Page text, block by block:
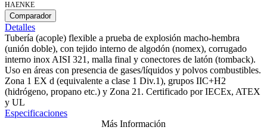
HAENKE
Comparador
Detalles
Tubería (acople) flexible a prueba de explosión macho-hembra
(unión doble), con tejido interno de algodón (nomex), corrugado
interno inox AISI 321, malla final y conectores de latón (tomback).
Uso en áreas con presencia de gases/líquidos y polvos combustibles.
Zona 1 EX d (equivalente a clase 1 Div.1), grupos IIC+H2
(hidrógeno, propano etc.) y Zona 21. Certificado por IECEx, ATEX
y UL
Especificaciones
Más Información